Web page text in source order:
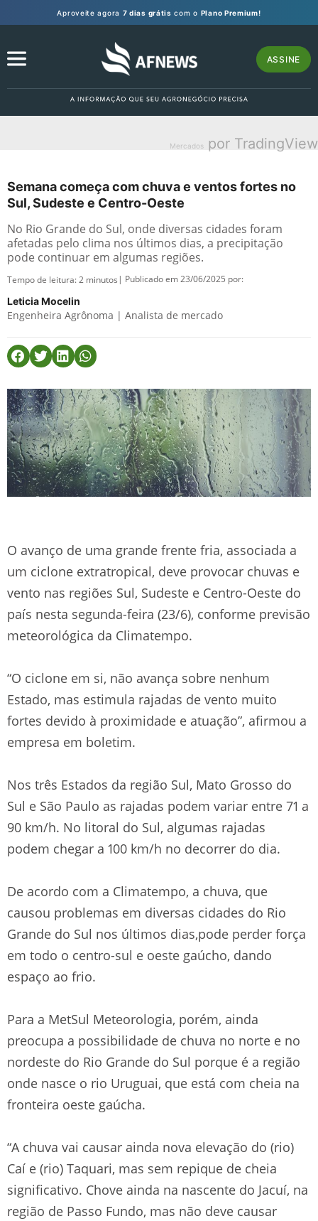
Aproveite agora 7 dias grátis com o Plano Premium!
ASSINE
Mercados por TradingView
Semana começa com chuva e ventos fortes no
Sul, Sudeste e Centro-Oeste
No Rio Grande do Sul, onde diversas cidades foram
afetadas pelo clima nos últimos dias, a precipitação
pode continuar em algumas regiões.
Tempo de leitura:2 minutos | Publicado em 23/06/2025 por:
Leticia Mocelin
Engenheira Agrônoma | Analista de mercado
O avanço de uma grande frente fria, associada a
um ciclone extratropical, deve provocar chuvas e
vento nas regiões Sul, Sudeste e Centro-Oeste do
país nesta segunda-feira (23/6), conforme previsão
meteorológica da Climatempo.
“O ciclone em si, não avança sobre nenhum
Estado, mas estimula rajadas de vento muito
fortes devido à proximidade e atuação”, afirmou a
empresa em boletim.
Nos três Estados da região Sul, Mato Grosso do
Sul e São Paulo as rajadas podem variar entre 71 a
90 km/h. No litoral do Sul, algumas rajadas
podem chegar a 100 km/h no decorrer do dia.
De acordo com a Climatempo, a chuva, que
causou problemas em diversas cidades do Rio
Grande do Sul nos últimos dias,pode perder força
em todo o centro-sul e oeste gaúcho, dando
espaço ao frio.
Para a MetSul Meteorologia, porém, ainda
preocupa a possibilidade de chuva no norte e no
nordeste do Rio Grande do Sul porque é a região
onde nasce o rio Uruguai, que está com cheia na
fronteira oeste gaúcha.
“A chuva vai causar ainda nova elevação do (rio)
Caí e (rio) Taquari, mas sem repique de cheia
significativo. Chove ainda na nascente do Jacuí, na
região de Passo Fundo, mas não deve causar